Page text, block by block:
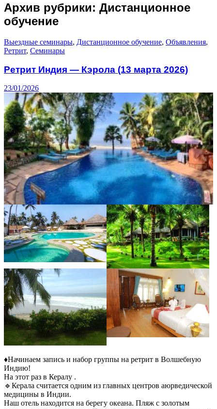
Архив рубрики: Дистанционное
обучение
Выездные семинары, Дистанционное обучение, Объявления,
Ретрит, Семинары
Ретрит Индия — Кэрола (13 марта 2026)
23/01/2026
♦️Начинаем запись и набор группы на ретрит в Волшебную
Индию!
На этот раз в Кералу .
🔹Керала считается одним из главных центров аюрведической
медицины в Индии.
Наш отель находится на берегу океана. Пляж с золотым